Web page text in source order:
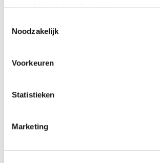
Noodzakelijk
Voorkeuren
Statistieken
Marketing
drie, vier jaar vrijkwamen kon hij pas in 1743